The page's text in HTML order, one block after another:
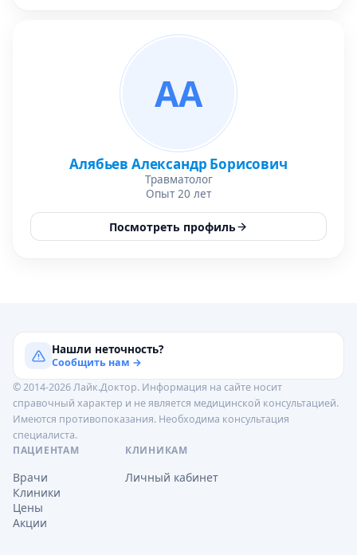
АА
Алябьев Александр Борисович
Травматолог
Опыт 20 лет
Посмотреть профиль
Нашли неточность?
Сообщить нам →
© 2014-2026 Лайк.Доктор. Информация на сайте носит
справочный характер и не является медицинской консультацией.
Имеются противопоказания. Необходима консультация
специалиста.
ПАЦИЕНТАМ
Врачи
Клиники
Цены
Акции
КЛИНИКАМ
Личный кабинет